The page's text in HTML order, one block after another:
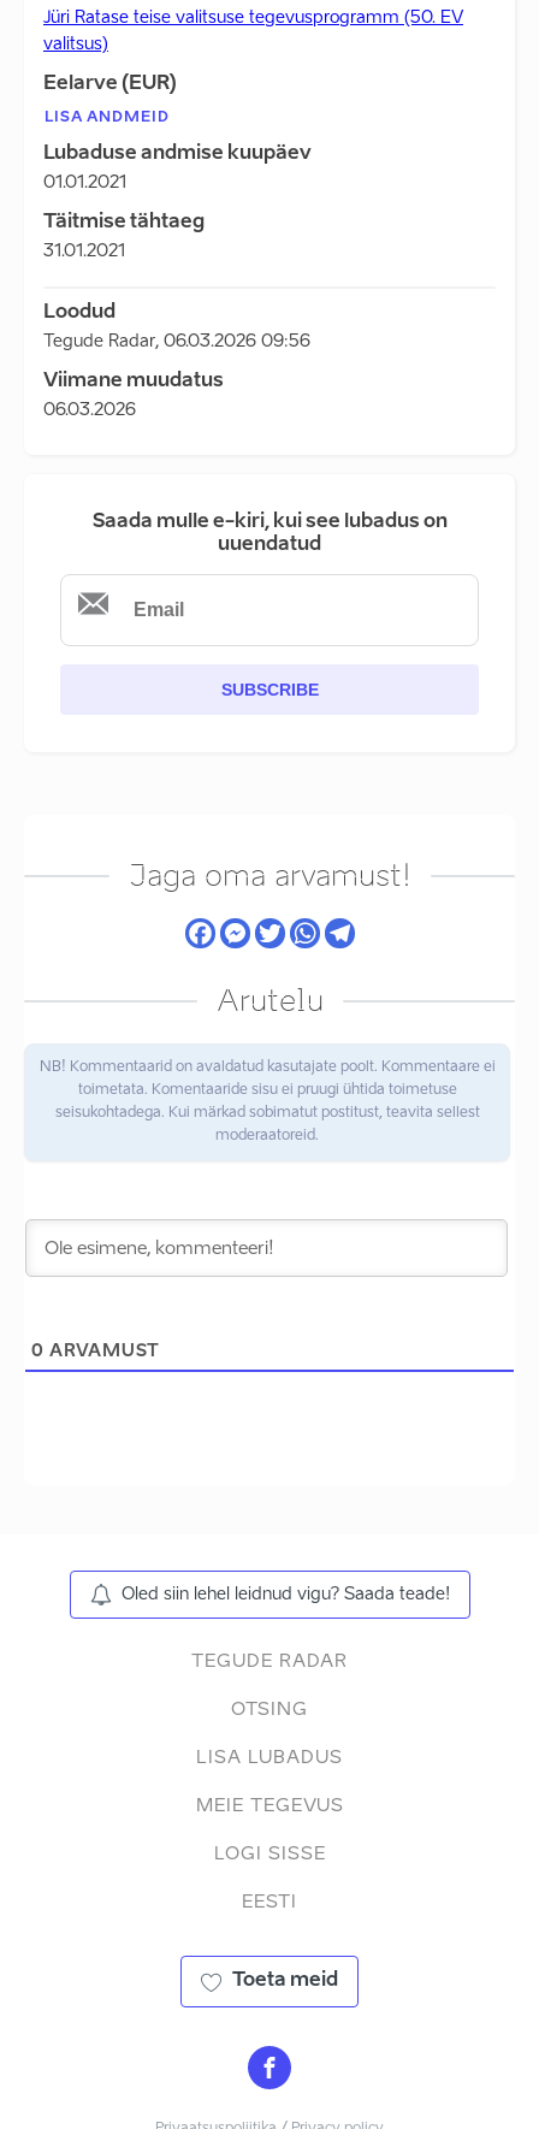
Jüri Ratase teise valitsuse tegevusprogramm (50. EV
valitsus)
Eelarve (EUR)
LISA ANDMEID
Lubaduse andmise kuupäev
01.01.2021
Täitmise tähtaeg
31.01.2021
Loodud
Tegude Radar, 06.03.2026 09:56
Viimane muudatus
06.03.2026
Saada mulle e-kiri, kui see lubadus on
uuendatud
SUBSCRIBE
Jaga oma arvamust!
Arutelu
NB! Kommentaarid on avaldatud kasutajate poolt. Kommentaare ei
toimetata. Komentaaride sisu ei pruugi ühtida toimetuse
seisukohtadega. Kui märkad sobimatut postitust, teavita sellest
moderaatoreid.
0 ARVAMUST
Oled siin lehel leidnud vigu? Saada teade!
TEGUDE RADAR
OTSING
LISA LUBADUS
MEIE TEGEVUS
LOGI SISSE
EESTI
Toeta meid